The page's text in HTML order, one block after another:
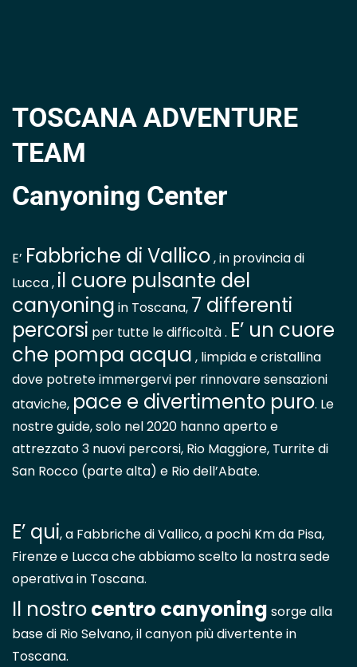
TOSCANA ADVENTURE
TEAM
Canyoning Center
E’ Fabbriche di Vallico, in provincia di
Lucca , il cuore pulsante del
canyoning in Toscana, 7 differenti
percorsi per tutte le difficoltà . E’ un cuore
che pompa acqua , limpida e cristallina
dove potrete immergervi per rinnovare sensazioni
ataviche, pace e divertimento puro. Le
nostre guide, solo nel 2020 hanno aperto e
attrezzato 3 nuovi percorsi, Rio Maggiore, Turrite di
San Rocco (parte alta) e Rio dell’Abate.
E’ qui, a Fabbriche di Vallico, a pochi Km da Pisa,
Firenze e Lucca che abbiamo scelto la nostra sede
operativa in Toscana.
Il nostrocentro canyoning sorge alla
base di Rio Selvano, il canyon più divertente in
Toscana.